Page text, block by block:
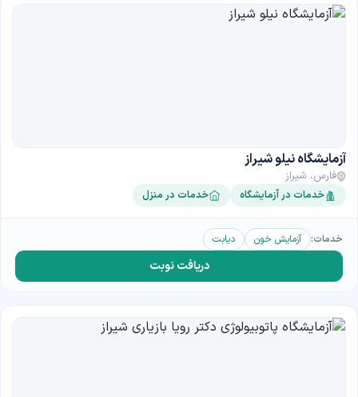
آزمایشگاه نیلو شیراز
فارس، شیراز
خدمات در آزمایشگاه خدمات در منزل
خدمات: آزمایش خون دیابت
دریافت نوبت